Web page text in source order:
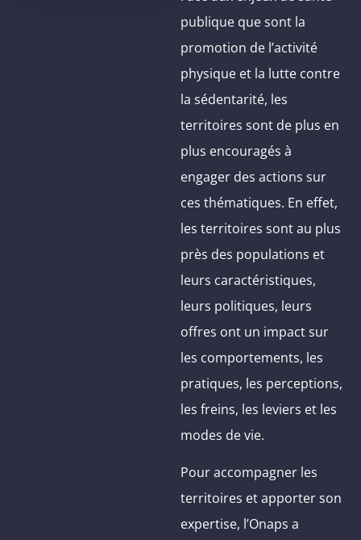
publique que sont la
promotion de l’activité
physique et la lutte contre
la sédentarité, les
territoires sont de plus en
plus encouragés à
engager des actions sur
ces thématiques. En effet,
les territoires sont au plus
près des populations et
leurs caractéristiques,
leurs politiques, leurs
offres ont un impact sur
les comportements, les
pratiques, les perceptions,
les freins, les leviers et les
modes de vie.
Pour accompagner les
territoires et apporter son
expertise, l’Onaps a